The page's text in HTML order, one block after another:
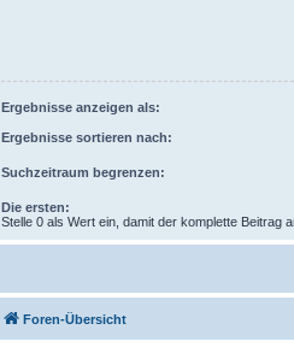
Ergebnisse anzeigen als:
Ergebnisse sortieren nach:
Suchzeitraum begrenzen:
Die ersten:
Stelle 0 als Wert ein, damit der komplette Beitrag
Foren-Übersicht